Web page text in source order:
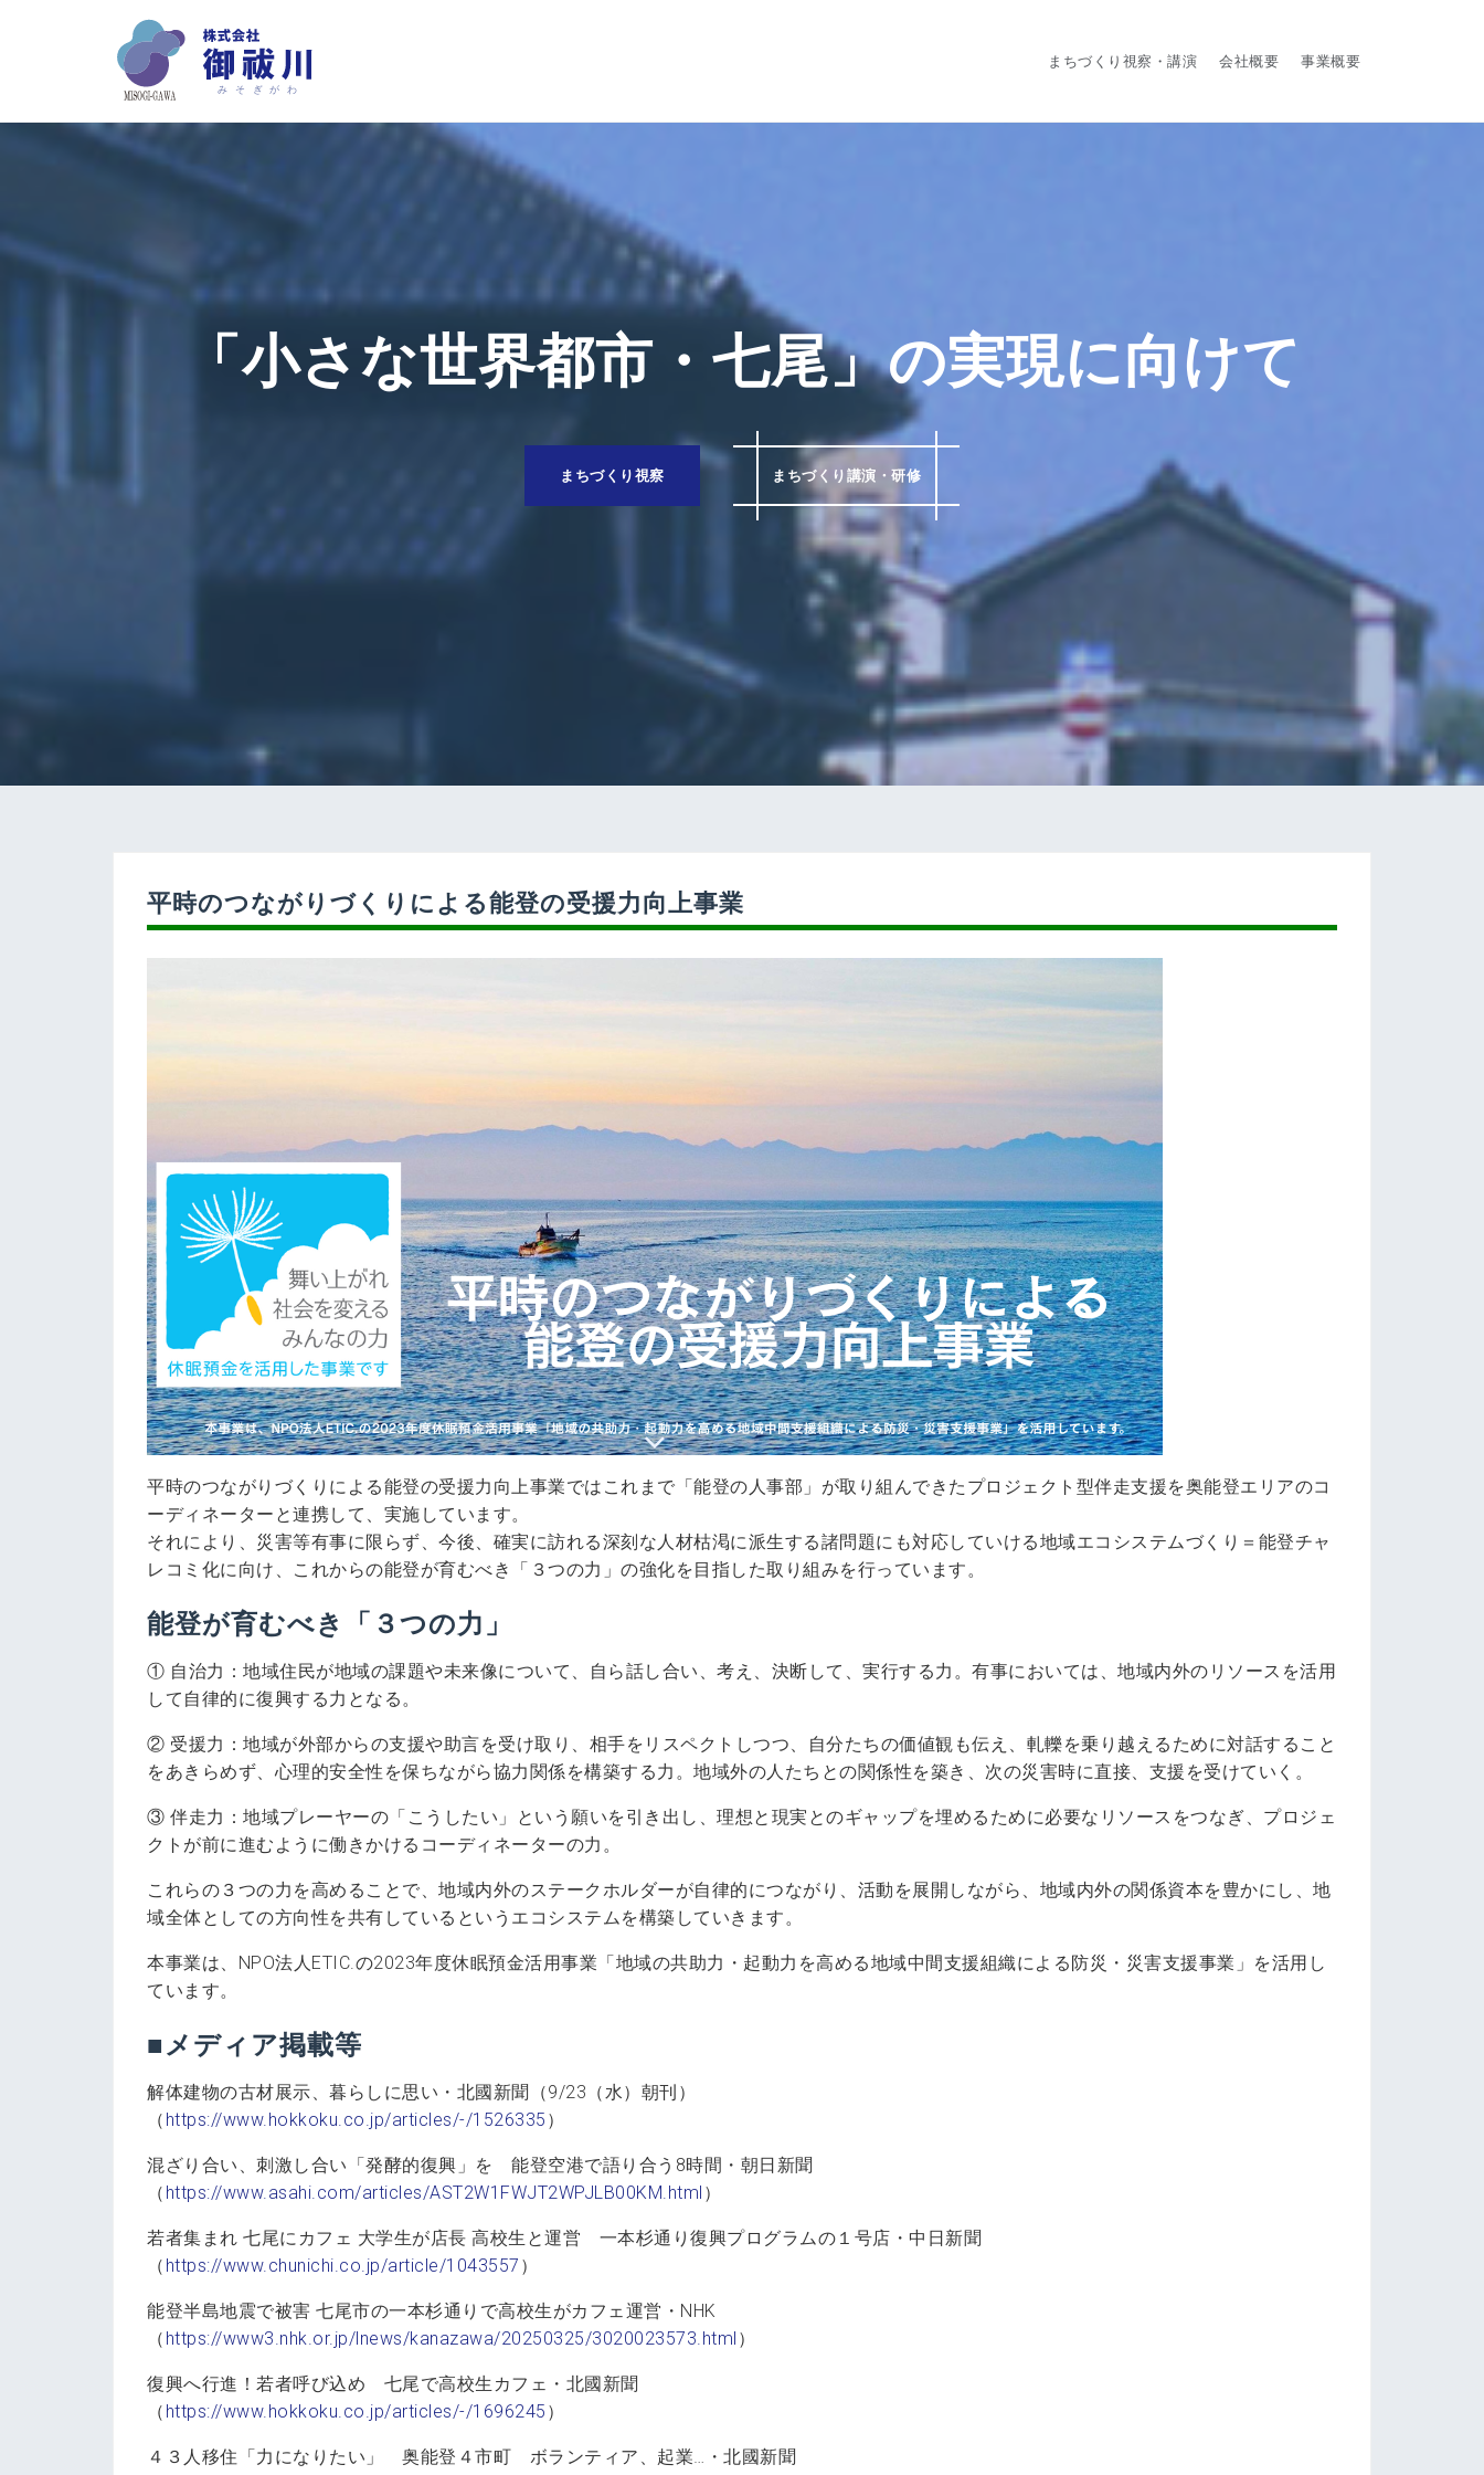
ツ
ッ
プ
まちづくり視察・講演 会社概要 事業概要
「小さな世界都市・七尾」の実現に向けて
まちづくり視察 まちづくり講演・研修
平時のつながりづくりによる能登の受援力向上事業
平時のつながりづくりによる能登の受援力向上事業ではこれまで「能登の人事部」が取り組んできたプロジェクト型伴走支援を奥能登エリアのコ
ーディネーターと連携して、実施しています。
それにより、災害等有事に限らず、今後、確実に訪れる深刻な人材枯渇に派生する諸問題にも対応していける地域エコシステムづくり＝能登チャ
レコミ化に向け、これからの能登が育むべき「３つの力」の強化を目指した取り組みを行っています。
能登が育むべき「３つの力」
① 自治力：地域住民が地域の課題や未来像について、自ら話し合い、考え、決断して、実行する力。有事においては、地域内外のリソースを活用
して自律的に復興する力となる。
② 受援力：地域が外部からの支援や助言を受け取り、相手をリスペクトしつつ、自分たちの価値観も伝え、軋轢を乗り越えるために対話すること
をあきらめず、心理的安全性を保ちながら協力関係を構築する力。地域外の人たちとの関係性を築き、次の災害時に直接、支援を受けていく。
③ 伴走力：地域プレーヤーの「こうしたい」という願いを引き出し、理想と現実とのギャップを埋めるために必要なリソースをつなぎ、プロジェ
クトが前に進むように働きかけるコーディネーターの力。
これらの３つの力を高めることで、地域内外のステークホルダーが自律的につながり、活動を展開しながら、地域内外の関係資本を豊かにし、地
域全体としての方向性を共有しているというエコシステムを構築していきます。
本事業は、NPO法人ETIC.の2023年度休眠預金活用事業「地域の共助力・起動力を高める地域中間支援組織による防災・災害支援事業」を活用し
ています。
■メディア掲載等
解体建物の古材展示、暮らしに思い・北國新聞（9/23（水）朝刊）
（ https://www.hokkoku.co.jp/articles/-/1526335 ）
混ざり合い、刺激し合い「発酵的復興」を 能登空港で語り合う8時間・朝日新聞
（ https://www.asahi.com/articles/AST2W1FWJT2WPJLB00KM.html ）
若者集まれ 七尾にカフェ 大学生が店長 高校生と運営 一本杉通り復興プログラムの１号店・中日新聞
（ https://www.chunichi.co.jp/article/1043557 ）
能登半島地震で被害 七尾市の一本杉通りで高校生がカフェ運営・NHK
（ https://www3.nhk.or.jp/lnews/kanazawa/20250325/3020023573.html ）
復興へ行進！若者呼び込め 七尾で高校生カフェ・北國新聞
（ https://www.hokkoku.co.jp/articles/-/1696245 ）
４３人移住「力になりたい」 奥能登４市町 ボランティア、起業…・北國新聞